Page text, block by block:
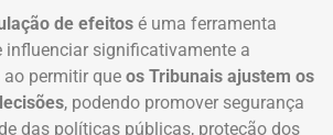
de efeitos é uma ferramenta
influenciar significativamente a
permitir que os Tribunais ajustem os
, podendo promover segurança
das políticas públicas, proteção dos